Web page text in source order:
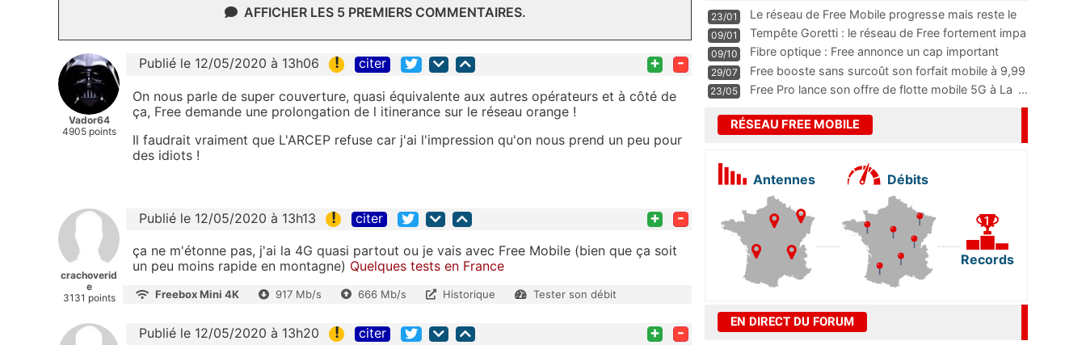
AFFICHER LES 5 PREMIERS COMMENTAIRES.
Vador64
4905 points
Publié le 12/05/2020 à 13h06 ! citer + -
On nous parle de super couverture, quasi équivalente aux autres opérateurs et à côté de
ça, Free demande une prolongation de l itinerance sur le réseau orange !
Il faudrait vraiment que L'ARCEP refuse car j'ai l'impression qu'on nous prend un peu pour
des idiots !
crachoverid
e
3131 points
Publié le 12/05/2020 à 13h13 ! citer + -
ça ne m'étonne pas, j'ai la 4G quasi partout ou je vais avec Free Mobile (bien que ça soit
un peu moins rapide en montagne) Quelques tests en France
Freebox Mini 4K 917 Mb/s 666 Mb/s Historique Tester son débit
Publié le 12/05/2020 à 13h20 ! citer + -
23/01
Le réseau de Free Mobile progresse mais reste le
m
...
09/01
Tempête Goretti : le réseau de Free fortement impa
09/10
Fibre optique : Free annonce un cap important
pass
...
29/07
Free booste sans surcoût son forfait mobile à 9,99
23/05 Free Pro lance son offre de flotte mobile 5G à La ...
RÉSEAU FREE MOBILE
Antennes Débits
Records
EN DIRECT DU FORUM